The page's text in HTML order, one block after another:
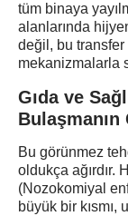
tüm binaya
alanlarında
değil, bu
mekanizmalarla
Gıda ve
Bu görünmez
oldukça ağırdır.
(Nozokomiyal
büyük bir kısmı,